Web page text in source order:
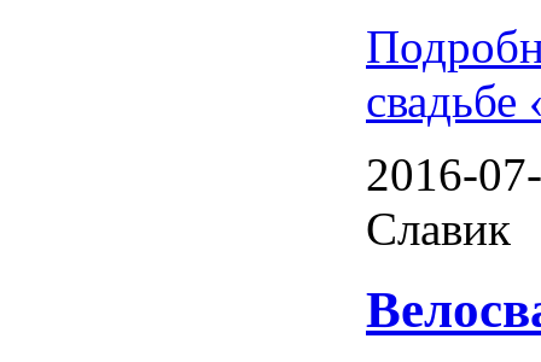
свадьбе
2016-
Славик